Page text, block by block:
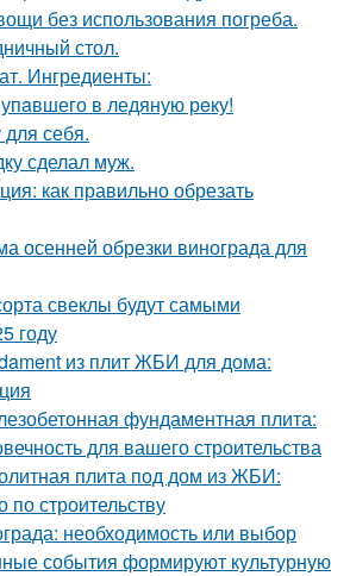
без использования погреба.
стол.
Ингредиенты:
в ледяную рeку!
себя.
сделал муж.
как правильно обрезать
осенней обрезки винограда для
свеклы будут самыми
году
из плит ЖБИ для дома:
фундаментная плита:
для вашего строительства
плита под дом из ЖБИ:
по строительству
необходимость или выбор
события формируют культурную